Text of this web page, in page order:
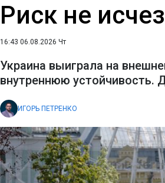
Риск не
16:43 06.08.2026 Чт
Украина выиграла на
внутреннюю устойчивость.
ИГОРЬ ПЕТРЕНКО